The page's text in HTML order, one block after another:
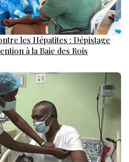
les Hépatites : Dépistage
à la Baie des Rois